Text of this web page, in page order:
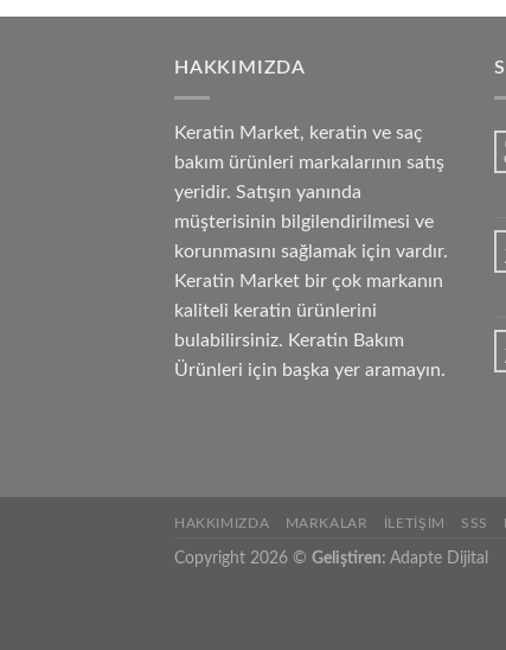
HAKKIMIZDA
Keratin Market, keratin ve saç
bakım ürünleri markalarının satış
yeridir. Satışın yanında
müşterisinin bilgilendirilmesi ve
korunmasını sağlamak için vardır.
Keratin Market bir çok markanın
kaliteli keratin ürünlerini
bulabilirsiniz. Keratin Bakım
Ürünleri için başka yer aramayın.
HAKKIMIZDA MARKALAR İLETIŞIM SSS
Copyright 2026 © Geliştiren: Adapte Dijital